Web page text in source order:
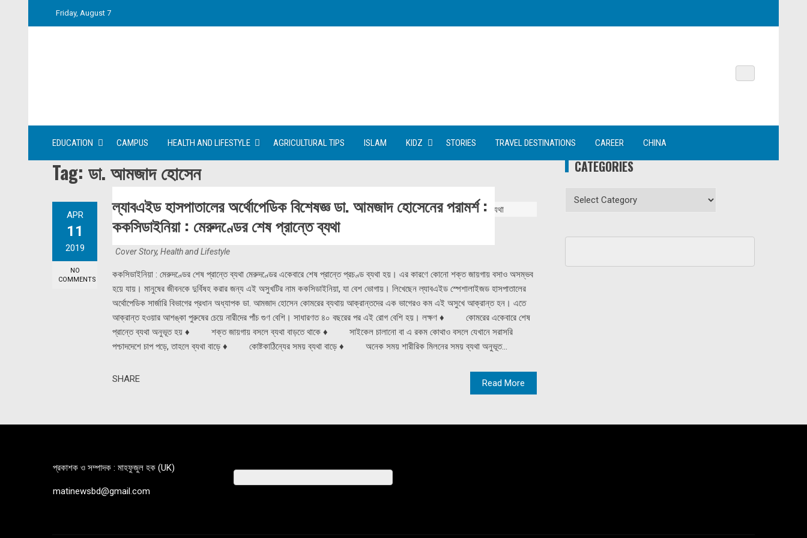
Friday, August 7
EDUCATION CAMPUS HEALTH AND LIFESTYLE AGRICULTURAL TIPS ISLAM KIDZ STORIES TRAVEL DESTINATIONS CAREER CHINA
Tag: ডা. আমজাদ হোসেন
APR
11
2019
NO
COMMENTS
ল্যাবএইড হাসপাতালের অর্থোপেডিক বিশেষজ্ঞ ডা. আমজাদ হোসেনের পরামর্শ :
ককসিডাইনিয়া : মেরুদণ্ডের শেষ প্রান্তে ব্যথা
Cover Story, Health and Lifestyle
ককসিডাইনিয়া : মেরুদণ্ডের শেষ প্রান্তে ব্যথা মেরুদণ্ডের একেবারে শেষ প্রান্তে প্রচণ্ড ব্যথা হয়। এর কারণে কোনো শক্ত জায়গায় বসাও অসম্ভব
হয়ে যায়। মানুষের জীবনকে দুর্বিষহ করার জন্য এই অসুখটির নাম ককসিডাইনিয়া, যা বেশ ভোগায়। লিখেছেন ল্যাবএইড স্পেশালাইজড হাসপাতালের
অর্থোপেডিক সার্জারি বিভাগের প্রধান অধ্যাপক ডা. আমজাদ হোসেন কোমরের ব্যথায় আক্রান্তদের এক ভাগেরও কম এই অসুখে আক্রান্ত হন। এতে
আক্রান্ত হওয়ার আশঙ্কা পুরুষের চেয়ে নারীদের পাঁচ গুণ বেশি। সাধারণত ৪০ বছরের পর এই রোগ বেশি হয়। লক্ষণ ♦ কোমরের একেবারে শেষ
প্রান্তে ব্যথা অনুভূত হয় ♦ শক্ত জায়গায় বসলে ব্যথা বাড়তে থাকে ♦ সাইকেল চালানো বা এ রকম কোথাও বসলে যেখানে সরাসরি
পশ্চাদদেশে চাপ পড়ে, তাহলে ব্যথা বাড়ে ♦ কোষ্টকাঠিন্যের সময় ব্যথা বাড়ে ♦ অনেক সময় শারীরিক মিলনের সময় ব্যথা অনুভূত...
Read More
SHARE
CATEGORIES
Categories
প্রকাশক ও সম্পাদক : মাহফুজুল হক (UK)
matinewsbd@gmail.com